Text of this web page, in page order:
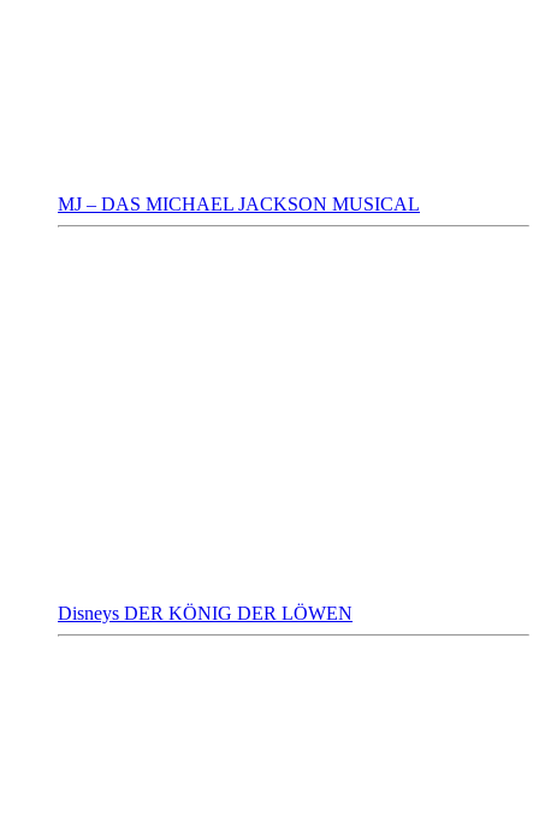
MJ – DAS MICHAEL JACKSON MUSICAL
Disneys DER KÖNIG DER LÖWEN